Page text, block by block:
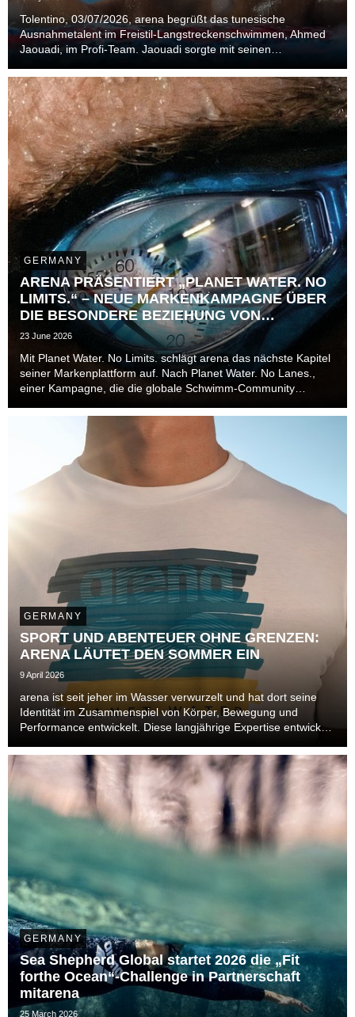
Tolentino, 03/07/2026, arena begrüßt das tunesische
Ausnahmetalent im Freistil-Langstreckenschwimmen, Ahmed
Jaouadi, im Profi-Team. Jaouadi sorgte mit seinen
und 2025 in Singapur für Furore in der Szene.
GERMANY
ARENA PRÄSENTIERT „PLANET WATER. NO
LIMITS.“ – NEUE MARKENKAMPAGNE ÜBER
DIE BESONDERE BEZIEHUNG VON
ATHLET*INNEN ZUR ZEIT
23 June 2026
Mit Planet Water. No Limits. schlägt arena das nächste Kapitel
seiner Markenplattform auf. Nach Planet Water. No Lanes.,
einer Kampagne, die die globale Schwimm-Community
Mittelpunkt stellte, richtet die Marke ...
GERMANY
SPORT UND ABENTEUER OHNE GRENZEN:
ARENA LÄUTET DEN SOMMER EIN
9 April 2026
arena ist seit jeher im Wasser verwurzelt und hat dort seine
Identität im Zusammenspiel von Körper, Bewegung und
Performance entwickelt. Diese langjährige Expertise entwickelt
neuen Bereichen. Auch im Leisure- un...
GERMANY
Sea Shepherd Global startet 2026 die „Fit
forthe Ocean“-Challenge in Partnerschaft
mitarena
25 March 2026